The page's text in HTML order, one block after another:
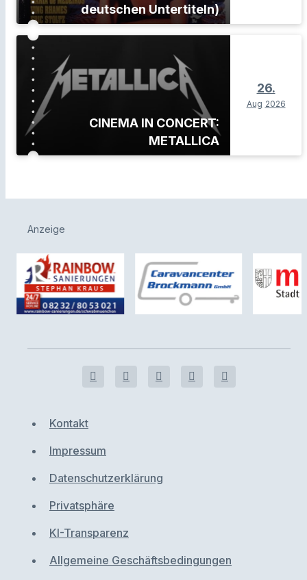
deutschen Untertiteln)
CINEMA IN CONCERT:
METALLICA
26.
Aug 2026
Anzeige
Kontakt
Impressum
Datenschutzerklärung
Privatsphäre
KI-Transparenz
Allgemeine Geschäftsbedingungen